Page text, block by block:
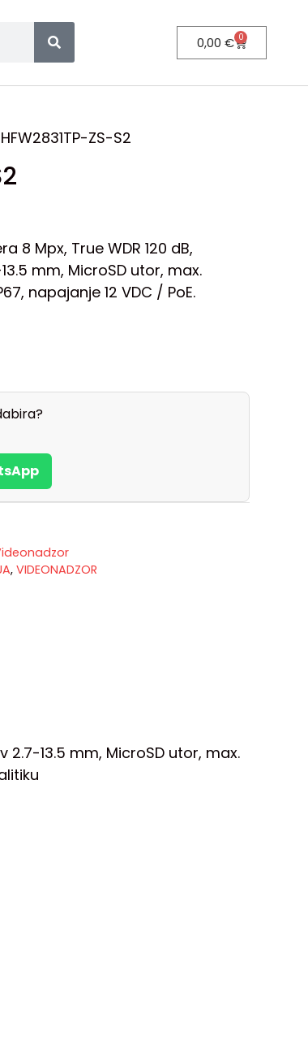
0,00€ 0
ZS-S2
8 Mpx, True WDR 120 dB,
mm, MicroSD utor, max.
napajanje 12 VDC / PoE.
, VIDEONADZOR
2.7-13.5 mm, MicroSD utor, max.